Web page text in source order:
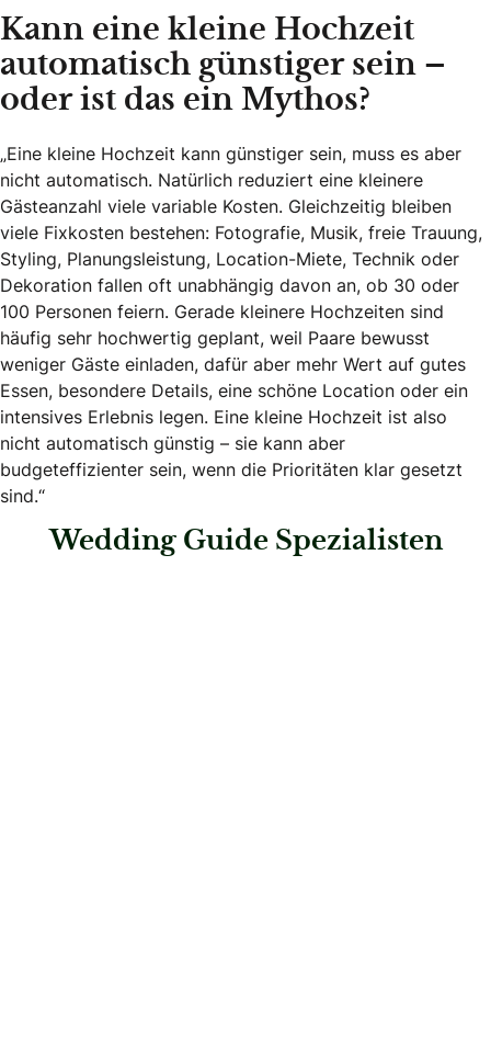
Kann eine kleine Hochzeit
automatisch günstiger sein –
oder ist das ein Mythos?
„Eine kleine Hochzeit kann günstiger sein, muss es aber
nicht automatisch. Natürlich reduziert eine kleinere
Gästeanzahl viele variable Kosten. Gleichzeitig bleiben
viele Fixkosten bestehen: Fotografie, Musik, freie Trauung,
Styling, Planungsleistung, Location-Miete, Technik oder
Dekoration fallen oft unabhängig davon an, ob 30 oder
100 Personen feiern. Gerade kleinere Hochzeiten sind
häufig sehr hochwertig geplant, weil Paare bewusst
weniger Gäste einladen, dafür aber mehr Wert auf gutes
Essen, besondere Details, eine schöne Location oder ein
intensives Erlebnis legen. Eine kleine Hochzeit ist also
nicht automatisch günstig – sie kann aber
budgeteffizienter sein, wenn die Prioritäten klar gesetzt
sind.“
Wedding Guide Spezialisten